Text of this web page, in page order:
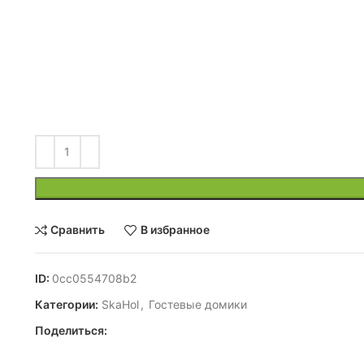
Сравнить В избранное
ID: 0cc0554708b2
Категории: SkaHol , Гостевые домики
Поделиться: